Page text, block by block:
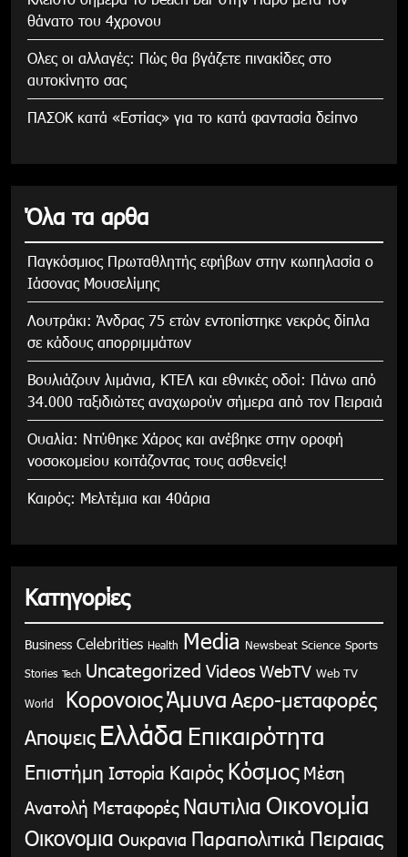
θάνατο του 4χρονου
Ολες οι αλλαγές: Πώς θα βγάζετε πινακίδες στο
αυτοκίνητο σας
ΠΑΣΟΚ κατά «Εστίας» για το κατά φαντασία δείπνο
Όλα τα αρθα
Παγκόσμιος Πρωταθλητής εφήβων στην κωπηλασία ο
Ιάσονας Μουσελίμης
Λουτράκι: Άνδρας 75 ετών εντοπίστηκε νεκρός δίπλα
σε κάδους απορριμμάτων
Βουλιάζουν λιμάνια, ΚΤΕΛ και εθνικές οδοί: Πάνω από
34.000 ταξιδιώτες αναχωρούν σήμερα από τον Πειραιά
Ουαλία: Ντύθηκε Χάρος και ανέβηκε στην οροφή
νοσοκομείου κοιτάζοντας τους ασθενείς!
Καιρός: Μελτέμια και 40άρια
Κατηγορίες
Business Celebrities Health Media Newsbeat Science Sports
Stories Tech Uncategorized Videos WebTV Web TV
World ΚορονοιοςΆμυνα Αερο-μεταφορές
Αποψεις Ελλάδα Επικαιρότητα
Επιστήμη Ιστορία Καιρός Κόσμος Μέση
Ανατολή Μεταφορές Ναυτιλια Οικονομία
Οικονομια Ουκρανια Παραπολιτικά Πειραιας